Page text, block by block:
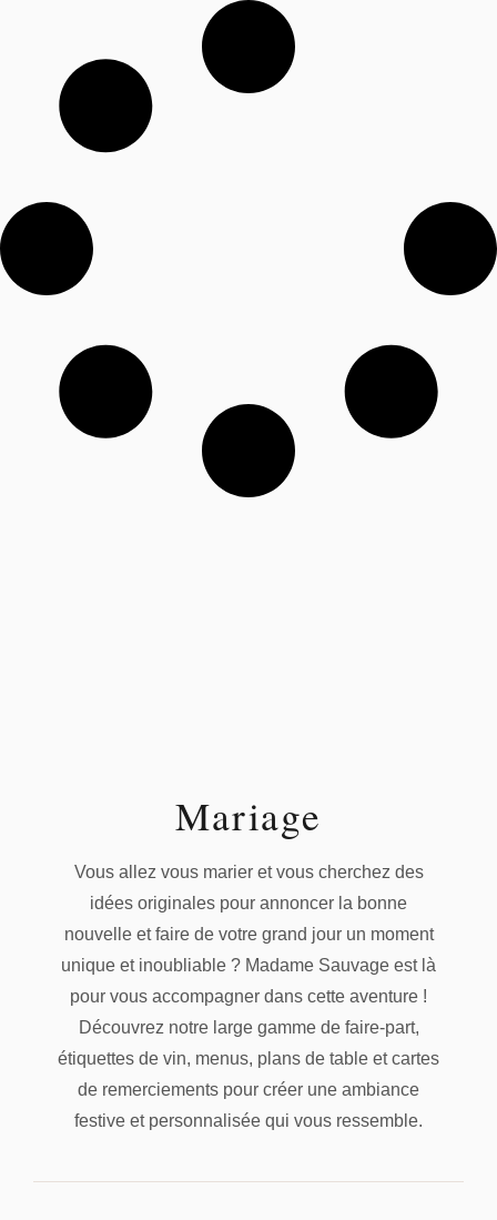
Mariage
Vous allez vous marier et vous cherchez des
idées originales pour annoncer la bonne
nouvelle et faire de votre grand jour un moment
unique et inoubliable ? Madame Sauvage est là
pour vous accompagner dans cette aventure !
Découvrez notre large gamme de faire-part,
étiquettes de vin, menus, plans de table et cartes
de remerciements pour créer une ambiance
festive et personnalisée qui vous ressemble.